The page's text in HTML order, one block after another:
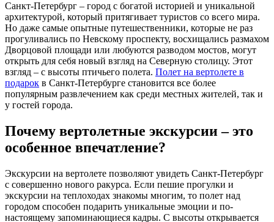
Санкт-Петербург – город с богатой историей и уникальной
архитектурой, который притягивает туристов со всего мира.
Но даже самые опытные путешественники, которые не раз
прогуливались по Невскому проспекту, восхищались размахом
Дворцовой площади или любуются разводом мостов, могут
открыть для себя новый взгляд на Северную столицу. Этот
взгляд – с высоты птичьего полета. Полет на вертолете в
подарок в Санкт-Петербурге становится все более
популярным развлечением как среди местных жителей, так и
у гостей города.
Почему вертолетные экскурсии – это
особенное впечатление?
Экскурсии на вертолете позволяют увидеть Санкт-Петербург
с совершенно нового ракурса. Если пешие прогулки и
экскурсии на теплоходах знакомы многим, то полет над
городом способен подарить уникальные эмоции и по-
настоящему запоминающиеся кадры. С высоты открывается